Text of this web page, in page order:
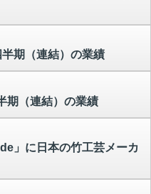
期（連結）の業績
期（連結）の業績
」に日本の竹工芸メーカ